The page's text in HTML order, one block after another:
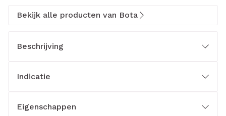
Bekijk alle producten van Bota
Beschrijving
Indicatie
Eigenschappen